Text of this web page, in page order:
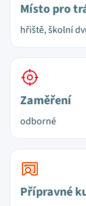
Místo pro
hřiště, školní
Zaměření
odborné
Přípravné